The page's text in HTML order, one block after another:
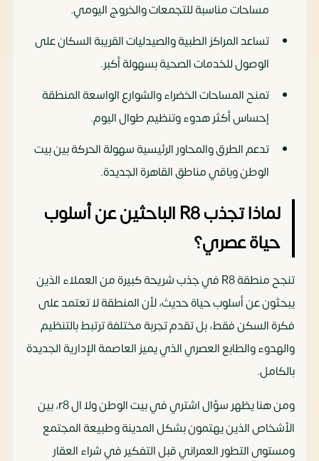
مساحات مناسبة للتجمعات والخروج اليومي.
تساعد المراكز الطبية والصيدليات القريبة السكان على
الوصول للخدمات الصحية بسهولة أكبر.
تمنح المساحات الخضراء والشوارع الواسعة المنطقة
إحساس أكثر هدوء وتنظيم طوال اليوم.
تدعم الطرق والمحاور الرئيسية سهولة الحركة بين بيت
الوطن وباقي مناطق القاهرة الجديدة.
لماذا تجذب R8 الباحثين عن أسلوب
حياة عصري؟
تنجح منطقة R8 في جذب شريحة كبيرة من العملاء الذين
يبحثون عن أسلوب حياة حديث، لأن المنطقة لا تعتمد على
فكرة السكن فقط، بل تقدم تجربة مختلفة ترتبط بالتنظيم
والهدوء والطابع العصري الذي يميز العاصمة الإدارية الجديدة
بالكامل.
ومن هنا يظهر سؤال اشتري في بيت الوطن ولا ال r8، بين
الأشخاص الذين يهتمون بشكل المدينة وطبيعة المجتمع
ومستوى التطور العمراني قبل التفكير في شراء العقار